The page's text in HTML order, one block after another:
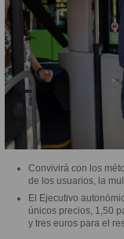
Convivirá con los
de los usuarios, la
El Ejecutivo
únicos precios, 1,50
y tres euros para el